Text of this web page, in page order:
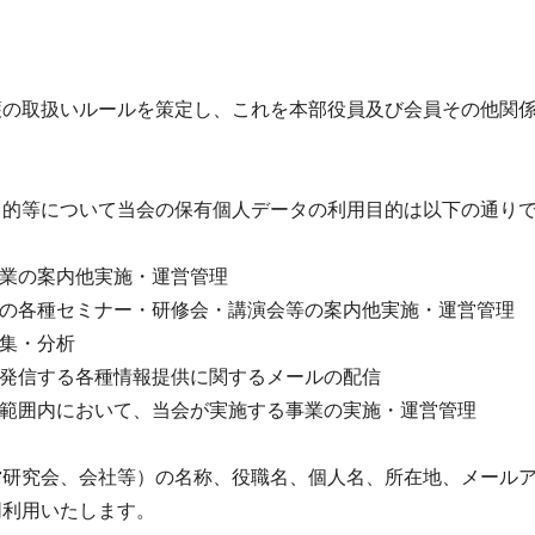
取扱いルールを策定し、これを本部役員及び会員その他関
等について当会の保有個人データの利用目的は以下の通り
の案内他実施・運営管理
各種セミナー・研修会・講演会等の案内他実施・運営管理
・分析
信する各種情報提供に関するメールの配信
囲内において、当会が実施する事業の実施・運営管理
究会、会社等）の名称、役職名、個人名、所在地、メール
用いたします。